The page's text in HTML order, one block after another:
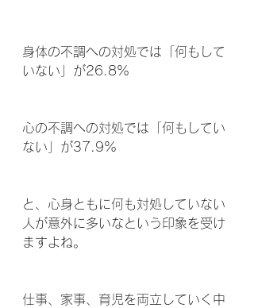
身体の不調への対処では「何もして
いない」が26.8%
心の不調への対処では「何もしてい
ない」が37.9%
と、心身ともに何も対処していない
人が意外に多いなという印象を受け
ますよね。
仕事、家事、育児を両立していく中